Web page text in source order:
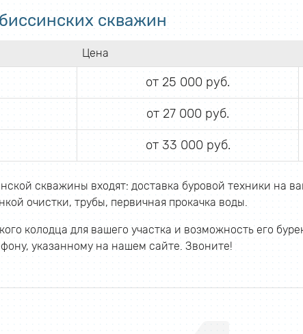
скважин
Цена
от 25 000 руб.
от 27 000 руб.
от 33 000 руб.
скважины входят: доставка буровой техники на
очистки, трубы, первичная прокачка воды.
колодца для вашего участка и возможность его
указанному на нашем сайте. Звоните!